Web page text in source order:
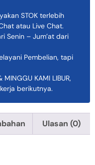
STOK terlebih
atau Live Chat.
Senin – Jum’at dari
Pembelian, tapi
MINGGU KAMI LIBUR,
berikutnya.
Ulasan (0)